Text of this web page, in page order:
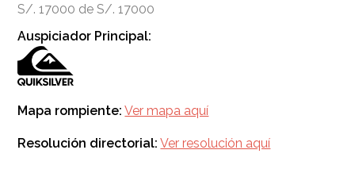
S/. 17000 de S/. 17000
Auspiciador Principal:
Mapa rompiente: Ver mapa aquí
Resolución directorial: Ver resolución aquí